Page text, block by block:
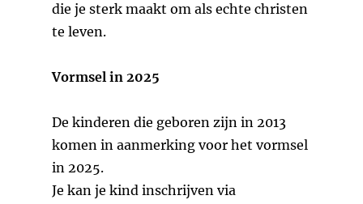
die je sterk maakt om als echte christen
te leven.
Vormsel in 2025
De kinderen die geboren zijn in 2013
komen in aanmerking voor het vormsel
in 2025.
Je kan je kind inschrijven via